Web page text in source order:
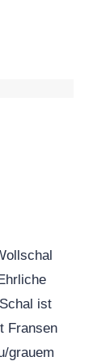
ist
Fransen
grauem